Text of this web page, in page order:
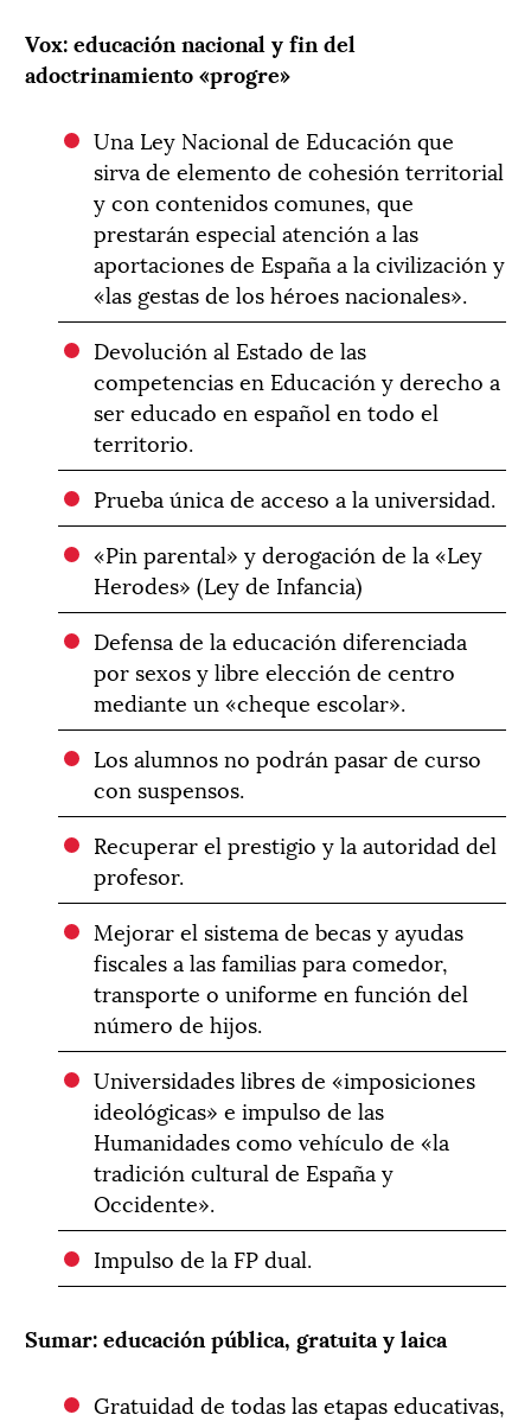
Vox: educación nacional y fin del
adoctrinamiento «progre»
Una Ley Nacional de Educación que
sirva de elemento de cohesión territorial
y con contenidos comunes, que
prestarán especial atención a las
aportaciones de España a la civilización y
«las gestas de los héroes nacionales».
Devolución al Estado de las
competencias en Educación y derecho a
ser educado en español en todo el
territorio.
Prueba única de acceso a la universidad.
«Pin parental» y derogación de la «Ley
Herodes» (Ley de Infancia)
Defensa de la educación diferenciada
por sexos y libre elección de centro
mediante un «cheque escolar».
Los alumnos no podrán pasar de curso
con suspensos.
Recuperar el prestigio y la autoridad del
profesor.
Mejorar el sistema de becas y ayudas
fiscales a las familias para comedor,
transporte o uniforme en función del
número de hijos.
Universidades libres de «imposiciones
ideológicas» e impulso de las
Humanidades como vehículo de «la
tradición cultural de España y
Occidente».
Impulso de la FP dual.
Sumar: educación pública, gratuita y laica
Gratuidad de todas las etapas educativas,